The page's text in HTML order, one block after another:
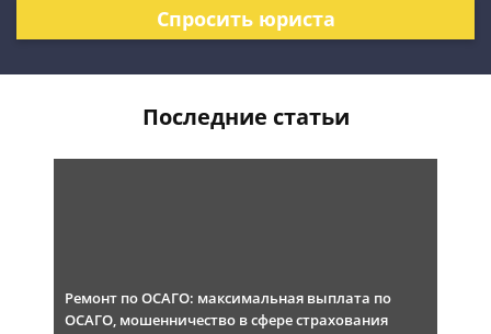
Спросить юриста
Последние статьи
Ремонт по ОСАГО: максимальная выплата по
ОСАГО, мошенничество в сфере страхования